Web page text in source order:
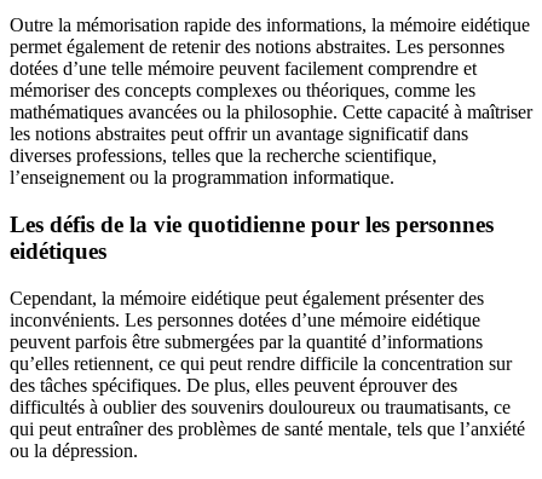
Outre la mémorisation rapide des informations, la mémoire eidétique
permet également de retenir des notions abstraites. Les personnes
dotées d’une telle mémoire peuvent facilement comprendre et
mémoriser des concepts complexes ou théoriques, comme les
mathématiques avancées ou la philosophie. Cette capacité à maîtriser
les notions abstraites peut offrir un avantage significatif dans
diverses professions, telles que la recherche scientifique,
l’enseignement ou la programmation informatique.
Les défis de la vie quotidienne pour les personnes
eidétiques
Cependant, la mémoire eidétique peut également présenter des
inconvénients. Les personnes dotées d’une mémoire eidétique
peuvent parfois être submergées par la quantité d’informations
qu’elles retiennent, ce qui peut rendre difficile la concentration sur
des tâches spécifiques. De plus, elles peuvent éprouver des
difficultés à oublier des souvenirs douloureux ou traumatisants, ce
qui peut entraîner des problèmes de santé mentale, tels que l’anxiété
ou la dépression.